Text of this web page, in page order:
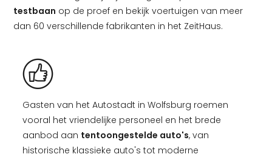
testbaan op de proef en bekijk voertuigen van meer
dan 60 verschillende fabrikanten in het ZeitHaus.
Gasten van het Autostadt in Wolfsburg roemen
vooral het vriendelijke personeel en het brede
aanbod aan tentoongestelde auto's, van
historische klassieke auto's tot moderne